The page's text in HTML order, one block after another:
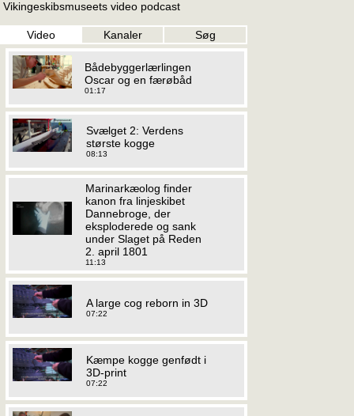
Vikingeskibsmuseets video podcast
Video Kanaler Søg
Bådebyggerlærlingen
Oscar og en færøbåd
01:17
Svælget 2: Verdens
største kogge
08:13
Marinarkæolog finder
kanon fra linjeskibet
Dannebroge, der
eksploderede og sank
under Slaget på Reden
2. april 1801
11:13
A large cog reborn in 3D
07:22
Kæmpe kogge genfødt i
3D-print
07:22